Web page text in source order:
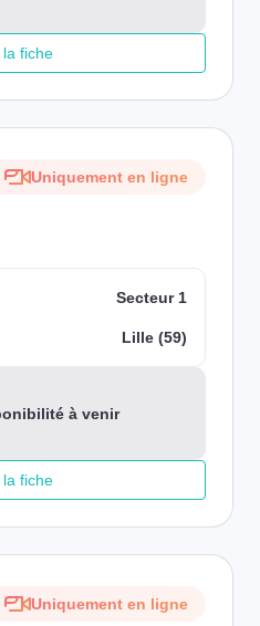
la fiche
Uniquement en ligne
Secteur 1
Lille (59)
à venir
la fiche
Uniquement en ligne